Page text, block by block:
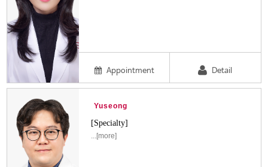
Appointment Detail
Yuseong
[Specialty]
...[more]